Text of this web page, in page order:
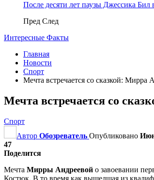
После десяти лет паузы Джессика
Пред След
Интересные Факты
Главная
Новости
Спорт
Мечта встречается со сказкой:
Мечта встречается со
Спорт
Автор Обозреватель Опубликовано
47
Поделится
Мечта Мирры Андреевой о завоевании
Костюк. В то время как вышедшая из